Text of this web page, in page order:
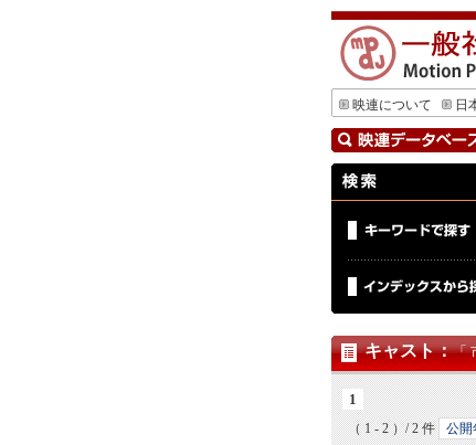
映連について
日
キャスト：「
1
（ 1 - 2 ）/ 2 件 公